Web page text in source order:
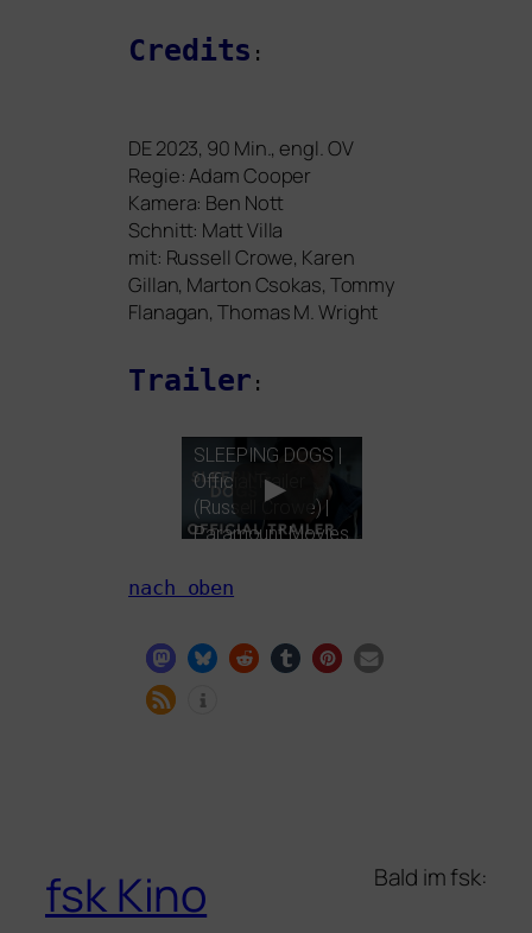
Credits :
DE2023, 90 Min., engl.OV
Regie: Adam Cooper
Kamera: Ben Nott
Schnitt: Matt Villa
mit: Russell Crowe, Karen
Gillan, Marton Csokas, Tommy
Flanagan, Thomas M. Wright
Trailer :
SLEEPING DOGS
Official Trailer
(Russell Crowe) |
Paramount Movies
nach oben
fsk Kino Bald im fsk: